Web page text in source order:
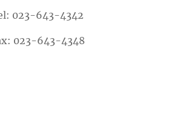
023-643-4342
023-643-4348